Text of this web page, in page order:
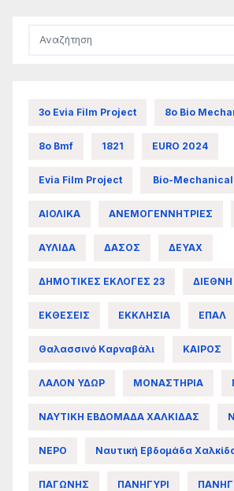
3ο Evia Film Project 8ο Bio
8ο Bmf 1821 EURO 2024
Evia Film Project Bio-
ΑΙΟΛΙΚΑ ΑΝΕΜΟΓΕΝΝΗΤΡΙΕΣ
ΑΥΛΙΔΑ ΔΑΣΟΣ ΔΕΥΑΧ
ΔΗΜΟΤΙΚΕΣ ΕΚΛΟΓΕΣ 23 ΔΙΕΘΝΗ
ΕΚΘΕΣΕΙΣ ΕΚΚΛΗΣΙΑ ΕΠΑΛ
Θαλασσινό Καρναβάλι ΚΑΙΡΟΣ
ΛΑΛΟΝ ΥΔΩΡ ΜΟΝΑΣΤΗΡΙΑ
ΝΑΥΤΙΚΗ ΕΒΔΟΜΑΔΑ ΧΑΛΚΙΔΑΣ
ΝΕΡΟ Ναυτική Εβδομάδα
ΠΑΓΩΝΗΣ ΠΑΝΗΓΥΡΙ